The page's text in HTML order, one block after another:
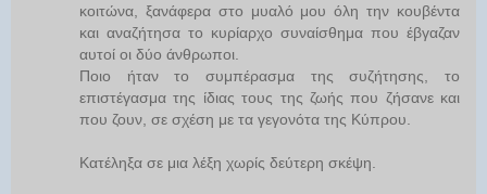
κοιτώνα, ξανάφερα στο μυαλό μου όλη την κουβέντα
και αναζήτησα το κυρίαρχο συναίσθημα που έβγαζαν
αυτοί οι δύο άνθρωποι.
Ποιο ήταν το συμπέρασμα της συζήτησης, το
επιστέγασμα της ίδιας τους της ζωής που ζήσανε και
που ζουν, σε σχέση με τα γεγονότα της Κύπρου.
Κατέληξα σε μια λέξη χωρίς δεύτερη σκέψη.